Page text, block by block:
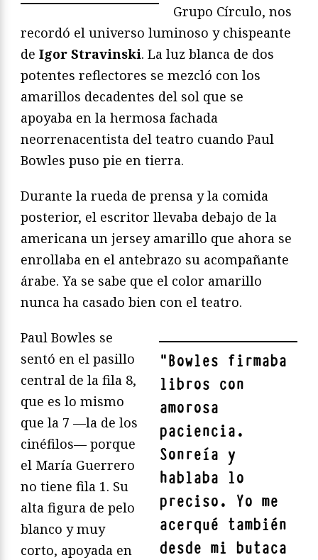
Grupo Círculo, nos
recordó el universo luminoso y chispeante
de Igor Stravinski. La luz blanca de dos
potentes reflectores se mezcló con los
amarillos decadentes del sol que se
apoyaba en la hermosa fachada
neorrenacentista del teatro cuando Paul
Bowles puso pie en tierra.
Durante la rueda de prensa y la comida
posterior, el escritor llevaba debajo de la
americana un jersey amarillo que ahora se
enrollaba en el antebrazo su acompañante
árabe. Ya se sabe que el color amarillo
nunca ha casado bien con el teatro.
"Bowles firmaba
libros con
amorosa
paciencia.
Sonreía y
hablaba lo
preciso. Yo me
acerqué también
desde mi butaca
Paul Bowles se
sentó en el pasillo
central de la fila 8,
que es lo mismo
que la 7 —la de los
cinéfilos— porque
el María Guerrero
no tiene fila 1. Su
alta figura de pelo
blanco y muy
corto, apoyada en